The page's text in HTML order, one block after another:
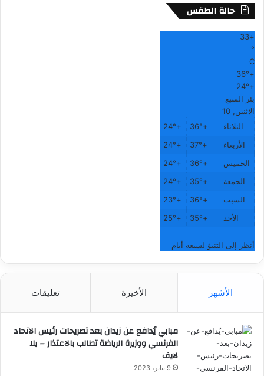
حالة الطقس
+
33
°
C
+
36°
+
24°
بئر السبع
الاثنين, 10
الثلاثاء
+
36°
+
24°
الأربعاء
+
37°
+
24°
الخميس
+
36°
+
24°
الجمعة
+
35°
+
24°
السبت
+
36°
+
23°
الأحد
+
35°
+
25°
أنظر إلى التنبؤ لسبعة أيام
الأشهر الأخيرة تعليقات
مبابي يُدافع عن زيدان بعد تصريحات رئيس الاتحاد
الفرنسي ووزيرة الرياضة تطالب بالاعتذار – يلا
لايف
9 يناير، 2023